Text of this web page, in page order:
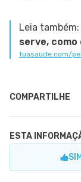
Leia também:
serve,
tuasaude.com/
COMPARTILHE
ESTA
SIM